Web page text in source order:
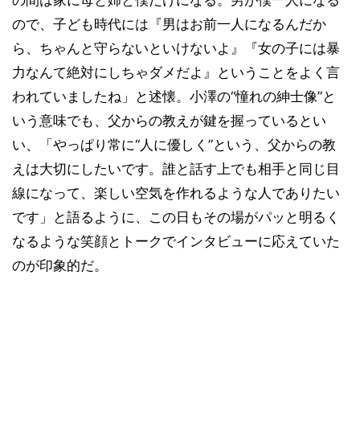
ので、子ども時代には『男はお前一人になるんだか
ら、ちゃんと守らないといけないよ』『女の子には暴
力なんて絶対にしちゃダメだよ』ということをよく言
われていましたね」と述懐。小澤の“憧れの紳士像”と
いう意味でも、父からの教えが鍵を握っているとい
い、「やっぱり常に“人に優しく”という、父からの教
えは大切にしたいです。誰と話す上でも相手と同じ目
線になって、楽しい空気を作れるような人でありたい
です」と語るように、この日もその場がパッと明るく
なるような笑顔とトークでインタビューに応えていた
のが印象的だ。